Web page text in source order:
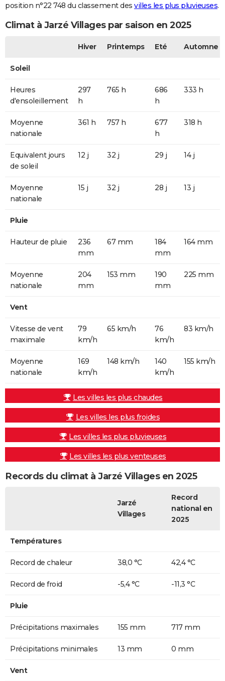
position n°22 748 du classement des villes les plus pluvieuses.
Climat à Jarzé Villages par saison en 2025
Hiver Printemps Eté Automne
Soleil
Heures
d'ensoleillement
297
h
765 h
686
h
333 h
Moyenne
nationale
361 h 757 h
677
h
318 h
Equivalent jours
de soleil
12 j 32 j 29 j 14 j
Moyenne
nationale
15 j 32 j 28 j 13 j
Pluie
Hauteur de pluie
236
mm
67 mm
184
mm
164 mm
Moyenne
nationale
204
mm
153 mm
190
mm
225 mm
Vent
Vitesse de vent
maximale
79
km/h
65 km/h
76
km/h
83 km/h
Moyenne
nationale
169
km/h
148 km/h
140
km/h
155 km/h
Les villes les plus chaudes
Les villes les plus froides
Les villes les plus pluvieuses
Les villes les plus venteuses
Records du climat à Jarzé Villages en 2025
Jarzé
Villages
Record
national en
2025
Températures
Record de chaleur 38,0 °C 42,4 °C
Record de froid -5,4 °C -11,3 °C
Pluie
Précipitations maximales 155 mm 717 mm
Précipitations minimales 13 mm 0 mm
Vent